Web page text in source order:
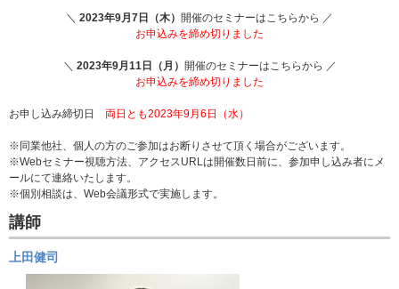
＼ 2023年9月7日（木） 開催のセミナーはこちらから ／
お申込みを締め切りました
＼ 2023年9月11日（月） 開催のセミナーはこちらから ／
お申込みを締め切りました
お申し込み締切日 両日とも2023年9月6日（水）
※同業他社、個人の方のご参加はお断りさせて頂く場合がございます。
※Webセミナー視聴方法、アクセスURLは開催数日前に、参加申し込み者にメ
ールにて連絡いたします。
※個別相談は、Web会議形式で実施します。
講師
上田健司